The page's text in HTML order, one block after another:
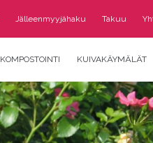
Jälleenmyyjähaku Takuu
KOMPOSTOINTI KUIVAKÄYMÄLÄT